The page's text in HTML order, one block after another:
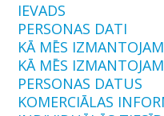
IEVADS
PERSONAS DATI
KĀ MĒS
KĀ MĒS
PERSONAS DATUS
KOMERCIĀLAS